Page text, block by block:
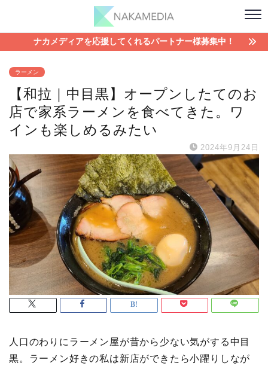
ナカメディアを応援してくれるパートナー様募集中！
ラーメン
【和拉｜中目黒】オープンしたてのお
店で家系ラーメンを食べてきた。ワ
インも楽しめるみたい
2024年9月24日
人口のわりにラーメン屋が昔から少ない気がする中目
黒。ラーメン好きの私は新店ができたら小躍りしなが